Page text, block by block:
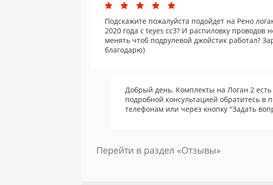
Подскажите пожалуйста подойдет на Рено
2020 года с teyes cc3? И распиловку проводов
менять чтоб подрулевой джойстик работал?
благодарю)
Добрый день. Комплекты на Логан 2
подробной консультацией обратитесь в
телефонам или через кнопку "Задать
Перейти в раздел «Отзывы»